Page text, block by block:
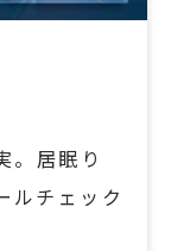
。居眠り
ルチェック